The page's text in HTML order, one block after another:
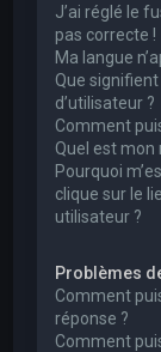
J’ai réglé le
pas correcte !
Ma langue
Que
d’utilisateur ?
Comment
Quel est
Pourquoi
clique sur le
utilisateur ?
Problèmes
Comment
réponse ?
Comment